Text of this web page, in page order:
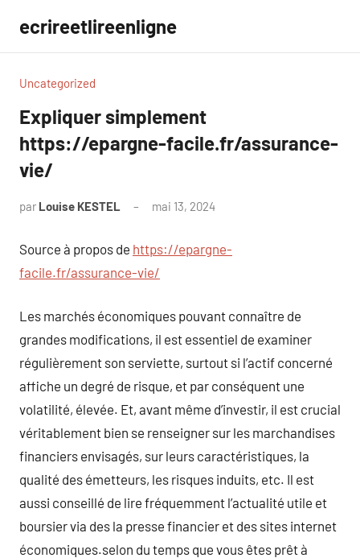
contenu
ecrireetlireenligne
Uncategorized
Expliquer simplement
https://epargne-facile.fr/assurance-
vie/
par Louise KESTEL mai 13, 2024
Source à propos de https://epargne-
facile.fr/assurance-vie/
Les marchés économiques pouvant connaître de
grandes modifications, il est essentiel de examiner
régulièrement son serviette, surtout si l’actif concerné
affiche un degré de risque, et par conséquent une
volatilité, élevée. Et, avant même d’investir, il est crucial
véritablement bien se renseigner sur les marchandises
financiers envisagés, sur leurs caractéristiques, la
qualité des émetteurs, les risques induits, etc. Il est
aussi conseillé de lire fréquemment l’actualité utile et
boursier via des la presse financier et des sites internet
économiques.selon du temps que vous êtes prêt à